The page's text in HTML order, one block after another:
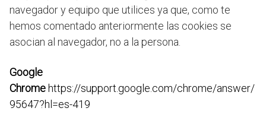
navegador y equipo que utilices ya que, como te
hemos comentado anteriormente las cookies se
asocian al navegador, no a la persona.
Google
Chromehttps://support.google.com/chrome/answer/
95647?hl=es-419